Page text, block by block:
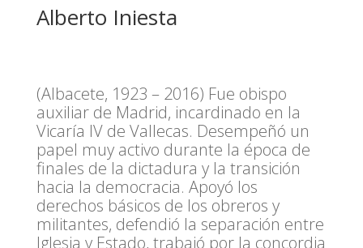
Alberto Iniesta
(Albacete, 1923 – 2016) Fue obispo
auxiliar de Madrid, incardinado en la
Vicaría IV de Vallecas. Desempeñó un
papel muy activo durante la época de
finales de la dictadura y la transición
hacia la democracia. Apoyó los
derechos básicos de los obreros y
militantes, defendió la separación entre
Iglesia y Estado, trabajó por la concordia